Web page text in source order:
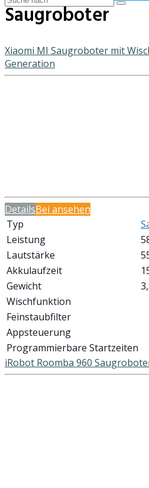
Saugroboter
Xiaomi MI Saugroboter mit
Generation
DetailsBei ansehen
Typ
Leistung
Lautstärke
Akkulaufzeit
Gewicht
Wischfunktion
Feinstaubfilter
Appsteuerung
Programmierbare Startzeiten
iRobot Roomba 960